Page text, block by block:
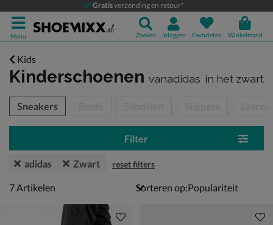
Gratisverzending en retour*
Menu Zoeken Inloggen Favorieten Winkelmand
Kids
Kinderschoenen vanadidas in het zwart
over
Sneakers
Filter
adidas Zwart reset filters
7 artikelen
7Artikelen Sorteren op: